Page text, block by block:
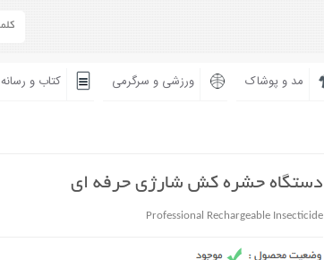
مد و پوشاک ورزشی و سرگرمی کتاب و رسانه
دستگاه حشره کش شارژی حرفه ای
Professional Rechargeable Insecticide